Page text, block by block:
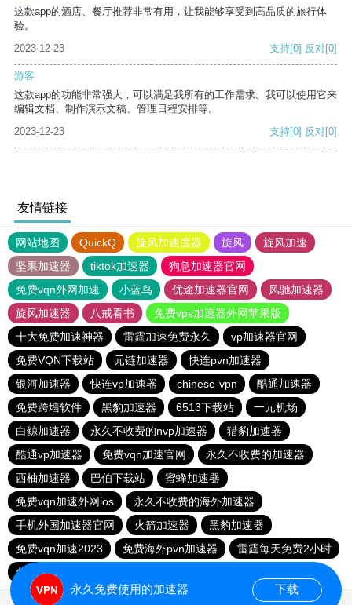
这款app的酒店、餐厅推荐非常有用，让我能够享受到高品质的旅行体
验。
2023-12-23
支持[0] 反对[0]
游客
这款app的功能非常强大，可以满足我所有的工作需求。我可以使用它来
编辑文档、制作演示文稿、管理日程安排等。
2023-12-23
支持[0] 反对[0]
友情链接
网站地图 QuickQ 旋风加速度器 旋风
旋风加速
坚果加速器
tiktok加速器
狗急加速器官网
免费vqn外网加速
小蓝鸟 优途加速器官网
风驰加速器
旋风加速器
八戒看书
免费vps加速器外网苹果版
十大免费加速神器
雷霆加速免费永久
vp加速器官网
免费VQN下载站
元链加速器
快连pvn加速器
银河加速器
快连vp加速器 chinese-vpn
酷通加速器
免费跨墙软件
黑豹加速器 6513下载站
一元机场
白鲸加速器
永久不收费的nvp加速器
猎豹加速器
酷通vp加速器
免费vqn加速官网
永久不收费的加速器
西柚加速器
巴伯下载站
蜜蜂加速器
免费vqn加速外网ios
永久不收费的海外加速器
手机外国加速器官网
火箭加速器
黑豹加速器
免费vqn加速2023
免费海外pvn加速器
雷霆每天免费2小时
免费vqn加速外网
永久免费使用的加速器 下载